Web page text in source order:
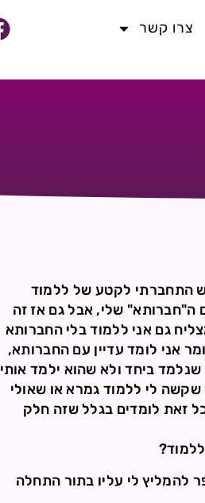
צרו קשר
התחברתי לקטע של ללמוד
ה"חברותא" שלי, אבל גם אז זה
גם אני ללמוד בלי החברותא
אני לומד עדיין עם החברותא,
ביחד ולא שהוא ילמד אותי
לי ללמוד גמרא או שאולי
זאת לומדים בגלל שזה חלק
להמליץ לי עליו בתור התחלה